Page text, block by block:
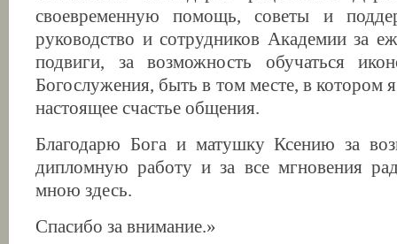
своевременную помощь, советы и
руководство и сотрудников Академии за
подвиги, за возможность обучаться
Богослужения, быть в том месте, в котором я
настоящее счастье общения.
Благодарю Бога и матушку Ксению за
дипломную работу и за все мгновения
мною здесь.
Спасибо за внимание.»